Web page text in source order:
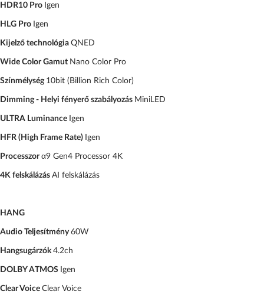
HDR10 Pro Igen
HLG Pro Igen
Kijelző technológia QNED
Wide Color Gamut Nano Color Pro
Színmélység 10bit (Billion Rich Color)
Dimming - Helyi fényerő szabályozás MiniLED
ULTRA Luminance Igen
HFR (High Frame Rate) Igen
Processzorα9 Gen4 Processor 4K
4K felskálázás AI felskálázás
HANG
Audio Teljesítmény 60W
Hangsugárzók4.2ch
DOLBY ATMOS Igen
Clear Voice Clear Voice